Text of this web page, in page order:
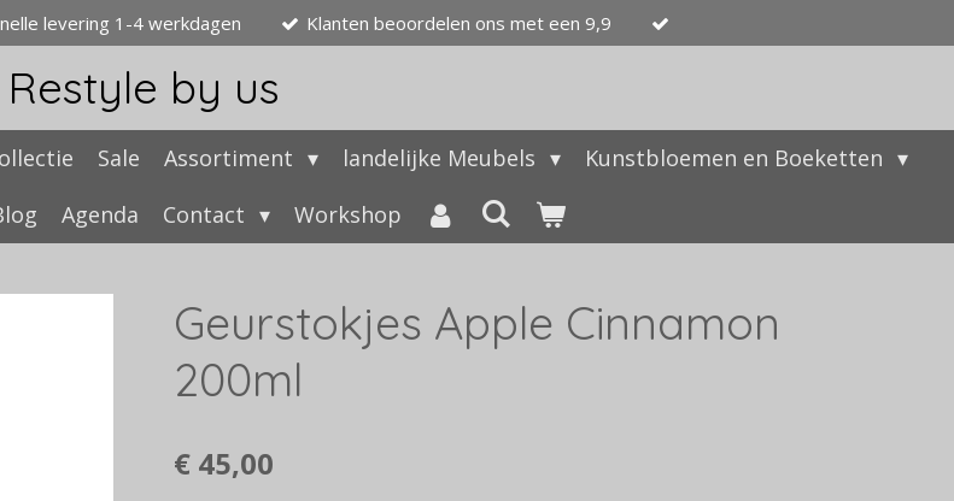
levering 1-4 werkdagen Klanten beoordelen ons met een 9,9
Restyle by us
Sale Assortiment landelijke Meubels
Kunstbloemen en Boeketten
Agenda Contact Workshop
Geurstokjes Apple Cinnamon
200ml
€ 45,00